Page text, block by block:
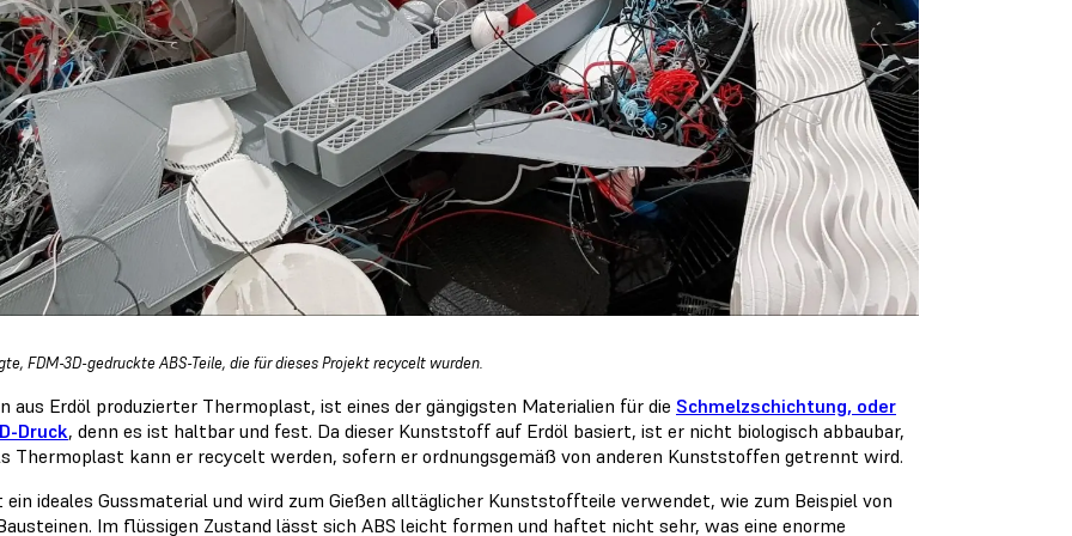
FDM-3D-gedruckte ABS-Teile, die für dieses Projekt recycelt wurden.
aus Erdöl produzierter Thermoplast, ist eines der gängigsten Materialien für die Schmelzschichtung, oder
Druck, denn es ist haltbar und fest. Da dieser Kunststoff auf Erdöl basiert, ist er nicht biologisch abbaubar,
Thermoplast kann er recycelt werden, sofern er ordnungsgemäß von anderen Kunststoffen getrennt wird.
ein ideales Gussmaterial und wird zum Gießen alltäglicher Kunststoffteile verwendet, wie zum Beispiel von
Im flüssigen Zustand lässt sich ABS leicht formen und haftet nicht sehr, was eine enorme